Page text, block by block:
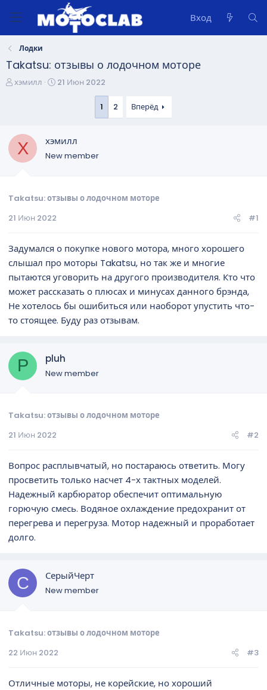
Вход
Лодки
Takatsu: отзывы о лодочном моторе
А
м
хэмилл
Д
а
ч
21 Июн 2022
1 2 Вперёд
Х хэмилл
New member
Takatsu: отзывы о лодочном моторе
21 Июн 2022
#1
Задумался о покупке нового мотора, много хорошего
слышал про моторы Takatsu, но так же и многие
пытаются уговорить на другого производителя. Кто что
может рассказать о плюсах и минусах данного брэнда,
Не хотелось бы ошибиться или наоборот упустить что-
то стоящее. Буду раз отзывам.
P pluh
New member
Takatsu: отзывы о лодочном моторе
21 Июн 2022
#2
Вопрос расплывчатый, но постараюсь ответить. Могу
просветить только насчет 4-х тактных моделей.
Надежный карбюратор обеспечит оптимальную
горючую смесь. Водяное охлаждение предохранит от
перегрева и перегруза. Мотор надежный и проработает
долго.
С СерыйЧерт
New member
Takatsu: отзывы о лодочном моторе
22 Июн 2022
#3
Отличные моторы, не корейские, но хороший